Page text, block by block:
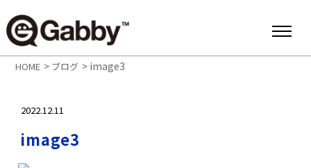
HOME > ブログ > image3
2022.12.11
image3